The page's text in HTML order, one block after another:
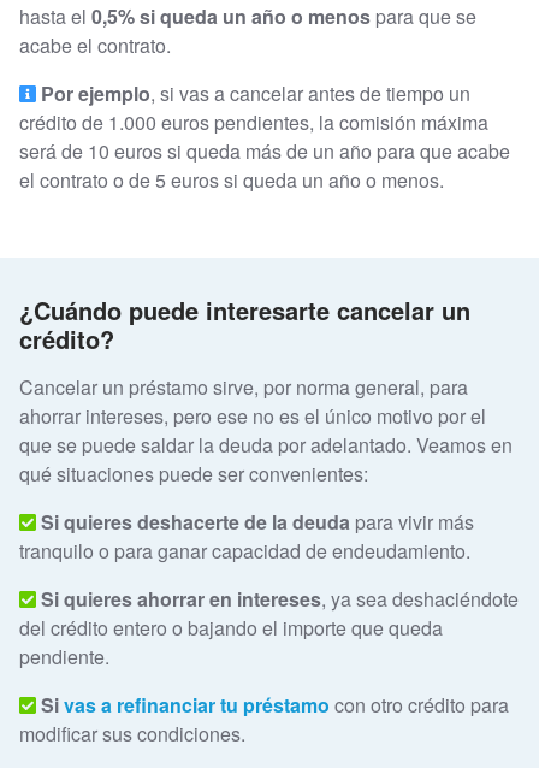
hasta el 0,5% si queda un año o menos para que se
acabe el contrato.
Por ejemplo, si vas a cancelar antes de tiempo un
crédito de 1.000 euros pendientes, la comisión máxima
será de 10 euros si queda más de un año para que acabe
el contrato o de 5 euros si queda un año o menos.
¿Cuándo puede interesarte cancelar un
crédito?
Cancelar un préstamo sirve, por norma general, para
ahorrar intereses, pero ese no es el único motivo por el
que se puede saldar la deuda por adelantado. Veamos en
qué situaciones puede ser convenientes:
Si quieres deshacerte de la deuda para vivir más
tranquilo o para ganar capacidad de endeudamiento.
Si quieres ahorrar en intereses, ya sea deshaciéndote
del crédito entero o bajando el importe que queda
pendiente.
Sivas a refinanciar tu préstamo con otro crédito para
modificar sus condiciones.